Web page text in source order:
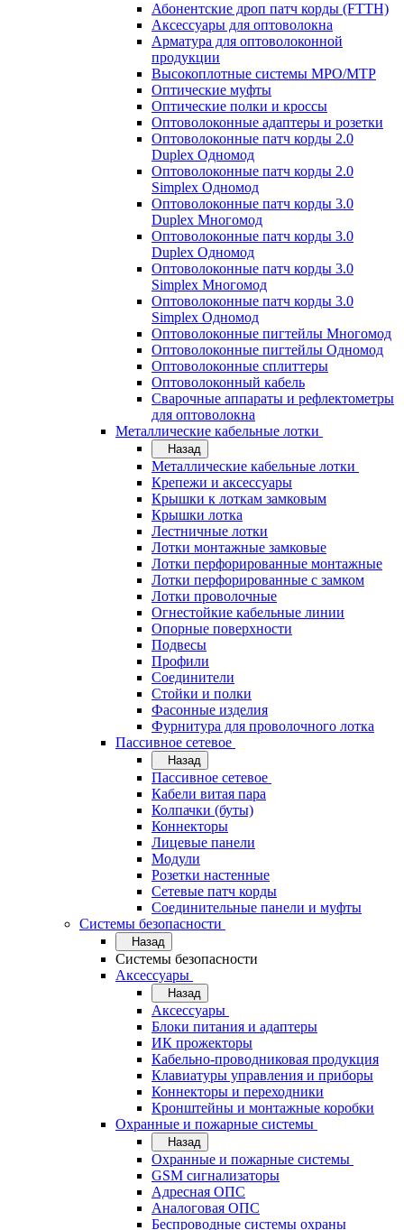
Абонентские дроп патч корды (FTTH)
Аксессуары для оптоволокна
Арматура для оптоволоконной
продукции
Высокоплотные системы MPO/MTP
Оптические муфты
Оптические полки и кроссы
Оптоволоконные адаптеры и розетки
Оптоволоконные патч корды 2.0
Duplex Одномод
Оптоволоконные патч корды 2.0
Simplex Одномод
Оптоволоконные патч корды 3.0
Duplex Многомод
Оптоволоконные патч корды 3.0
Duplex Одномод
Оптоволоконные патч корды 3.0
Simplex Многомод
Оптоволоконные патч корды 3.0
Simplex Одномод
Оптоволоконные пигтейлы Многомод
Оптоволоконные пигтейлы Одномод
Оптоволоконные сплиттеры
Оптоволоконный кабель
Сварочные аппараты и рефлектометры
для оптоволокна
Металлические кабельные лотки
Назад
Металлические кабельные лотки
Крепежи и аксессуары
Крышки к лоткам замковым
Крышки лотка
Лестничные лотки
Лотки монтажные замковые
Лотки перфорированные монтажные
Лотки перфорированные с замком
Лотки проволочные
Огнестойкие кабельные линии
Опорные поверхности
Подвесы
Профили
Соединители
Стойки и полки
Фасонные изделия
Фурнитура для проволочного лотка
Пассивное сетевое
Назад
Пассивное сетевое
Кабели витая пара
Колпачки (буты)
Коннекторы
Лицевые панели
Модули
Розетки настенные
Сетевые патч корды
Соединительные панели и муфты
Системы безопасности
Назад
Системы безопасности
Аксессуары
Назад
Аксессуары
Блоки питания и адаптеры
ИК прожекторы
Кабельно-проводниковая продукция
Клавиатуры управления и приборы
Коннекторы и переходники
Кронштейны и монтажные коробки
Охранные и пожарные системы
Назад
Охранные и пожарные системы
GSM сигнализаторы
Адресная ОПС
Аналоговая ОПС
Беспроводные системы охраны